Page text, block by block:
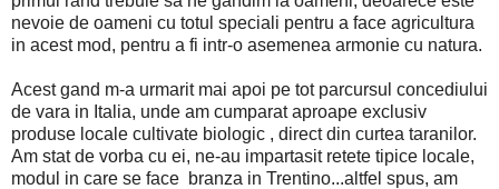
nevoie de oameni cu totul speciali pentru a face agricultura
in acest mod, pentru a fi intr-o asemenea armonie cu natura.
Acest gand m-a urmarit mai apoi pe tot parcursul concediului
de vara in Italia, unde am cumparat aproape exclusiv
produse locale cultivate biologic , direct din curtea taranilor.
Am stat de vorba cu ei, ne-au impartasit retete tipice locale,
modul in care se face branza in Trentino...altfel spus, am